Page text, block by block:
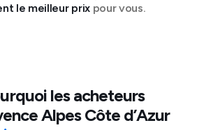
le meilleur prixpour vous.
les acheteurs
Alpes Côte d’Azur